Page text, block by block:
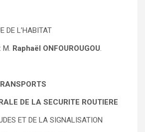
DE L’HABITAT
M. Raphaël ONFOUROUGOU.
DE LA SECURITE ROUTIERE
ET DE LA SIGNALISATION